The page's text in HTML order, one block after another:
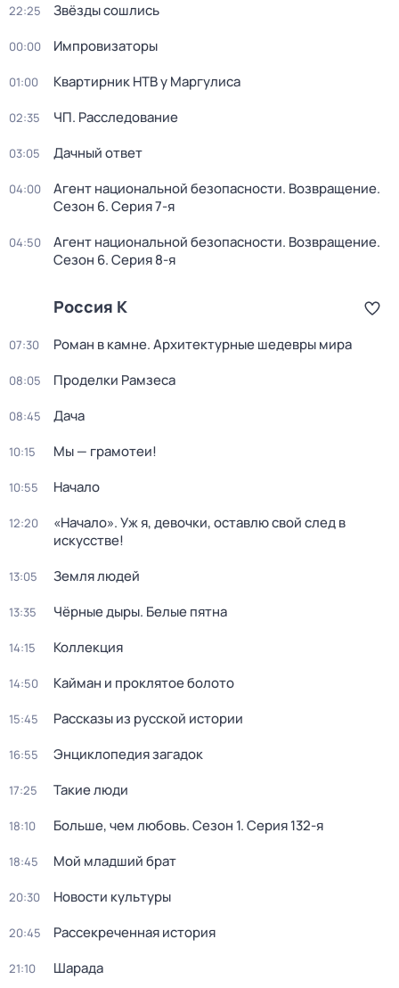
22:25 Звёзды сошлись
00:00 Импровизаторы
01:00 Квартирник НТВ у Маргулиса
02:35 ЧП. Расследование
03:05 Дачный ответ
04:00 Агент национальной безопасности. Возвращение.
Сезон 6. Серия 7-я
04:50 Агент национальной безопасности. Возвращение.
Сезон 6. Серия 8-я
Россия К
07:30 Роман в камне. Архитектурные шедевры мира
08:05 Проделки Рамзеса
08:45 Дача
10:15 Мы — грамотеи!
10:55 Начало
12:20
«Начало». Уж я, девочки, оставлю свой след в
искусстве!
13:05 Земля людей
13:35 Чёрные дыры. Белые пятна
14:15 Коллекция
14:50 Кайман и проклятое болото
15:45 Рассказы из русской истории
16:55 Энциклопедия загадок
17:25 Такие люди
18:10 Больше, чем любовь. Сезон 1. Серия 132-я
18:45 Мой младший брат
20:30 Новости культуры
20:45 Рассекреченная история
21:10 Шарада